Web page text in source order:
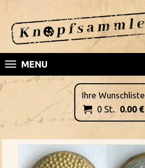
MENU
Ihre Wunschliste
 0 St. 0.00€